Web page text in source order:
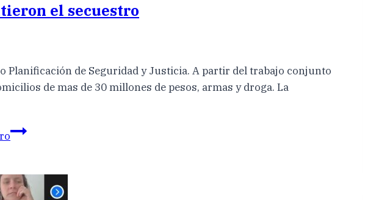
el secuestro
Planificación de Seguridad y Justicia. A partir del trabajo conjunto
de mas de 30 millones de pesos, armas y droga. La